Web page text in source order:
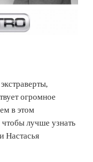
огромное
в этом
чтобы лучше узнать
Настасья